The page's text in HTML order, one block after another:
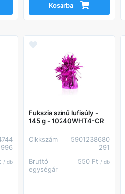
Kosárba
996
/ db
Fukszia színű lufisúly -
145 g - 10240WHT4-CR
Cikkszám
5901238680
291
Bruttó
egységár
550 Ft / db